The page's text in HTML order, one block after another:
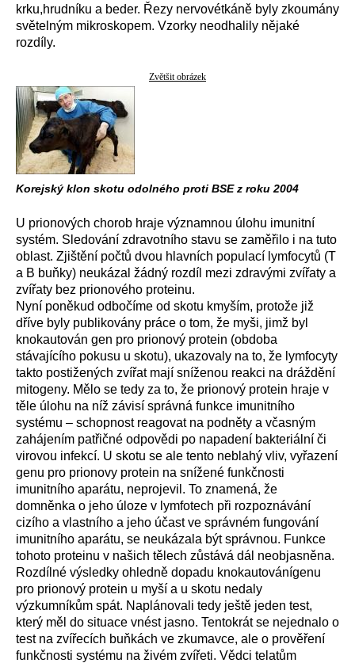
krku,hrudníku a beder. Řezy nervovétkáně byly zkoumány
světelným mikroskopem. Vzorky neodhalily nějaké
rozdíly.
Zvětšit obrázek
Korejský klon skotu odolného proti BSE z roku 2004
U prionových chorob hraje významnou úlohu imunitní
systém. Sledování zdravotního stavu se zaměřilo i na tuto
oblast. Zjištění počtů dvou hlavních populací lymfocytů (T
a B buňky) neukázal žádný rozdíl mezi zdravými zvířaty a
zvířaty bez prionového proteinu.
Nyní poněkud odbočíme od skotu kmyším, protože již
dříve byly publikovány práce o tom, že myši, jimž byl
knokautován gen pro prionový protein (obdoba
stávajícího pokusu u skotu), ukazovaly na to, že lymfocyty
takto postižených zvířat mají sníženou reakci na dráždění
mitogeny. Mělo se tedy za to, že prionový protein hraje v
těle úlohu na níž závisí správná funkce imunitního
systému – schopnost reagovat na podněty a včasným
zahájením patřičné odpovědi po napadení bakteriální či
virovou infekcí. U skotu se ale tento neblahý vliv, vyřazení
genu pro prionovy protein na snížené funkčnosti
imunitního aparátu, neprojevil. To znamená, že
domněnka o jeho úloze v lymfotech při rozpoznávání
cizího a vlastního a jeho účast ve správném fungování
imunitního aparátu, se neukázala být správnou. Funkce
tohoto proteinu v našich tělech zůstává dál neobjasněna.
Rozdílné výsledky ohledně dopadu knokautovánígenu
pro prionový protein u myší a u skotu nedaly
výzkumníkům spát. Naplánovali tedy ještě jeden test,
který měl do situace vnést jasno. Tentokrát se nejednalo o
test na zvířecích buňkách ve zkumavce, ale o prověření
funkčnosti systému na živém zvířeti. Vědci telatům